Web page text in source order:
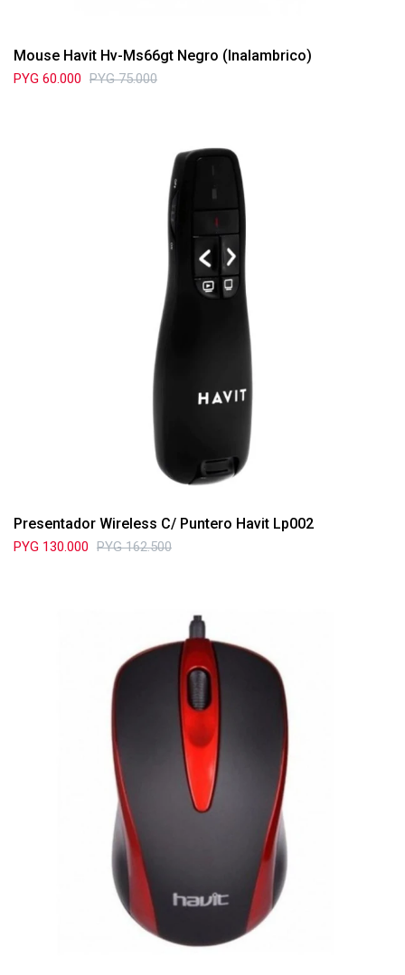
Mouse Havit Hv-Ms66gt Negro (Inalambrico)
PYG 60.000 PYG 75.000
Presentador Wireless C/ Puntero Havit Lp002
PYG 130.000 PYG 162.500